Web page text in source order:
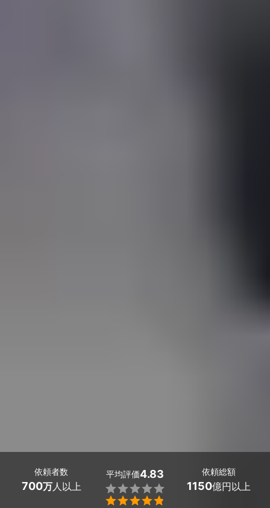
依頼者数
700万人以上
平均評価4.83


依頼総額
1150億円以上